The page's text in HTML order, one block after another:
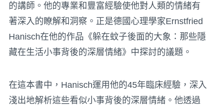
的講師。他的專業和豐富經驗使他對人類的情緒有
著深入的瞭解和洞察。正是德國心理學家Ernstfried
Hanisch在他的作品《躲在蚊子後面的大象：那些隱
藏在生活小事背後的深層情緒》中探討的議題。
在這本書中，Hanisch運用他的45年臨床經驗，深入
淺出地解析這些看似小事背後的深層情緒。他透過